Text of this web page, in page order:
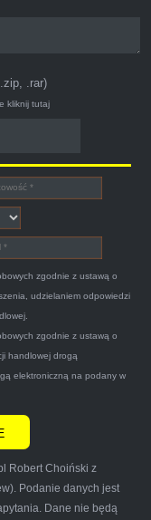
z usługi S-
corsinę
przyjechał
i wypłacił
tą firmę
to
może
.rar)
kliknij tutaj
zgodnie z ustawą o
udzielaniem odpowiedzi
zgodnie z ustawą o
handlowej drogą
elektroniczną na podany w
Robert Choiński z
Podanie danych jest
Dane nie będą